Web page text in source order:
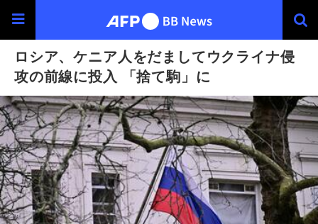
ロシア、ケニア人をだましてウクライナ侵
攻の前線に投入 「捨て駒」に